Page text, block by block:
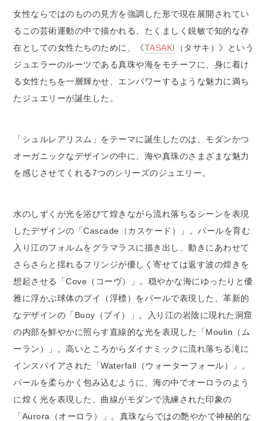
女性ならではのものの見方を強調した形で現在展開されてい
るこの芸術運動の中で描かれる、たくましく鋭敏で知的な存
在としての女性たちのために、《TASAKI
（タサキ）》という
ジュエラーのルーツである真珠や海をモチーフに、身に着け
る女性たちを一層輝かせ、エンパワーするような魅力に満ち
たジュエリーが誕生した。
「シュルレアリスム」をテーマに誕生したのは、モダンかつ
オーガニックなデザインの中に、海や真珠のさまざまな魅力
を感じさせてくれる7つのシリーズのジュエリー。
水のしずくが光を浴びて煌きながら流れ落ちるシーンを表現
したデザインの「Cascade（カスケード）」。パールを育む
入り江のフォルムをグラマラスに描き出し、動きにあわせて
さらさらと揺れるフリンジが優しく寄せては返す波の煌きを
想起させる「Cove（コーヴ）」。穏やかな海にゆったりと優
雅に浮かぶ球体のブイ（浮標）をパールで表現した、革新的
なデザインの「Buoy（ブイ）」。入り江の岩陰に現れた洞窟
の内部を鮮やかに照らす直線的な光を表現した「Moulin（ム
ーラン）」。高いところからダイナミックに流れ落ちる滝に
インスパイアされた「Waterfall（ウォーターフォール）」。
パールを柔らかく包み込むように、海の中でオーロラのよう
に煌く光を表現した、曲線がモダンで洗練された印象の
「Aurora（オーロラ）」。真珠ならではの艶やかで神秘的な